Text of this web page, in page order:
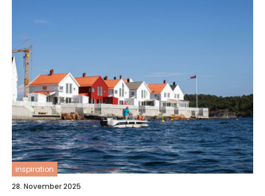
inspiration
28. November 2025